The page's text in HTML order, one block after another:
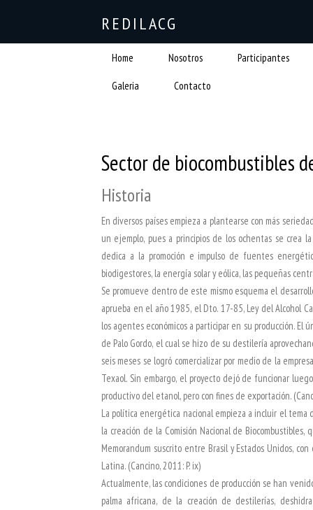
REDILACG
Home Nosotros Participantes
Galeria Contacto
Sector de biocombustibles
Historia
En diversos países empieza a plantearse con más
un ejemplo, pues a principios de los ochentas se crea
dedica a la promoción e impulso de fuentes
biodigestores, la energía solar y eólica, las pequeñas
Se promueve dentro de este mismo esquema el
aprueba en el año 1985, el Dto. 17-85, Ley del Alcohol
los agentes económicos a participar en su producción.
de Palo Gordo, el cual se hizo de su destilería
seis meses se logró comercializar por medio de la
Texaol. Sin embargo, el proyecto dejó de funcionar
productivo del etanol, pero con fines de exportación.
La política energética nacional empieza a incluir el tema
la creación de la Comisión Nacional de
Memorandum suscrito entre Brasil y Estados Unidos,
Latina. (Cancino, 2011: P. ix)
Actualmente, las condiciones de producción se han
palma africana, de la creación de destilerías,